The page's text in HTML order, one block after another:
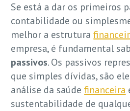
Se está a dar os primeiros
contabilidade ou
melhor a estrutura
empresa, é fundamental
passivos. Os passivos
que simples dívidas, são
análise da saúdefinanceira
sustentabilidade de